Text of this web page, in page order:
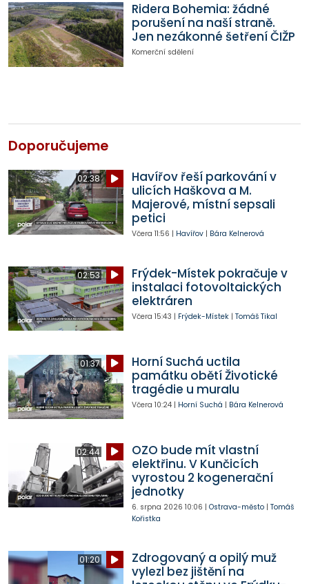
Ridera Bohemia: žádné
porušení na naší straně.
Jen nezákonné šetření ČIŽP
Komerční sdělení
Doporučujeme
02:38
Havířov řeší parkování v
ulicích Haškova a M.
Majerové, místní sepsali
petici
Včera 11:56 | Havířov| Bára Kelnerová
02:53
Frýdek-Místek pokračuje v
instalaci fotovoltaických
elektráren
Včera 15:43 | Frýdek-Místek| Tomáš Tikal
01:37
Horní Suchá uctila
památku obětí Životické
tragédie u muralu
Včera 10:24| Horní Suchá | Bára Kelnerová
02:44
OZO bude mít vlastní
elektřinu. V Kunčicích
vyrostou 2 kogenerační
jednotky
6. srpna 2026 10:06 | Ostrava-město| Tomáš
Kořistka
01:20
Zdrogovaný a opilý muž
vylezl bez jištění na